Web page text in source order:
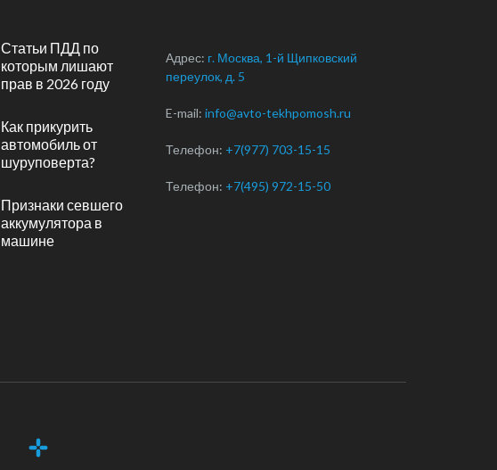
Статьи ПДД по
которым лишают
прав в 2026 году
Как прикурить
автомобиль от
шуруповерта?
Признаки севшего
аккумулятора в
машине
Адрес: г. Москва, 1-й Щипковский
переулок, д. 5
E-mail: info@avto-tekhpomosh.ru
Телефон: +7(977) 703-15-15
Телефон: +7(495) 972-15-50